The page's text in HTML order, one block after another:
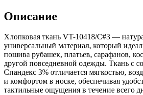
Описание
Хлопковая ткань VT-10418/C#3 —
универсальный материал, который
пошива рубашек, платьев, сарафанов,
другой повседневной одежды. Ткань с
Спандекс 3% отличается мягкостью,
и комфортом в носке, обеспечивая
тактильные ощущения в течение всего